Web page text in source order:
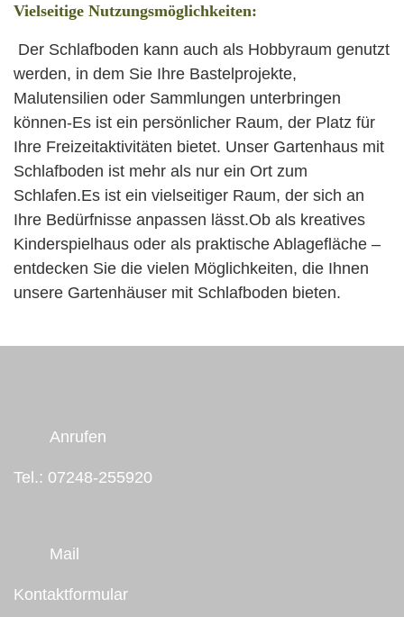
Vielseitige Nutzungsmöglichkeiten:
Der Schlafboden kann auch als Hobbyraum genutzt
werden, in dem Sie Ihre Bastelprojekte,
Malutensilien oder Sammlungen unterbringen
können-Es ist ein persönlicher Raum, der Platz für
Ihre Freizeitaktivitäten bietet. Unser Gartenhaus mit
Schlafboden ist mehr als nur ein Ort zum
Schlafen.Es ist ein vielseitiger Raum, der sich an
Ihre Bedürfnisse anpassen lässt.Ob als kreatives
Kinderspielhaus oder als praktische Ablagefläche –
entdecken Sie die vielen Möglichkeiten, die Ihnen
unsere Gartenhäuser mit Schlafboden bieten.
Anrufen
Tel.: 07248-255920
Mail
Kontaktformular